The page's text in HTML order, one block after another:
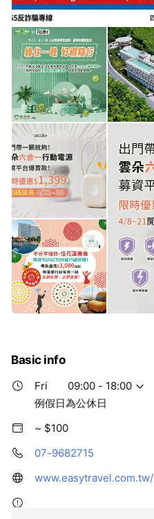
Basic info
Fri
09:00 - 18:00
例假日為公休日
~ $100
07-9682715
www.easytravel.com.tw/